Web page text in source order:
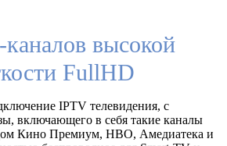
высокой
FullHD
IPTV телевидения, с
включающего в себя такие каналы
Кино Премиум, HBO, Амедиатека и